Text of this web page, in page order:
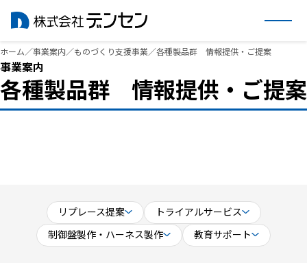
内
容
を
ス
ホーム／事業案内／ものづくり支援事業／各種製品群 情報提供・ご提案
事業案内
各種製品群 情報提供・ご提案
リプレース提案
トライアルサービス
制御盤製作・ハーネス製作
教育サポート